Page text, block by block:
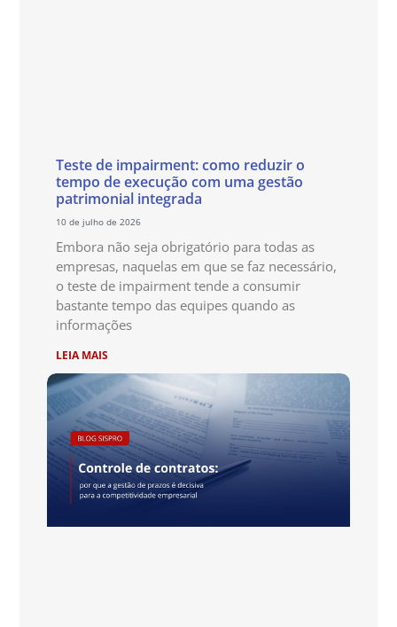
Teste de impairment: como reduzir o
tempo de execução com uma gestão
patrimonial integrada
10 de julho de 2026
Embora não seja obrigatório para todas as
empresas, naquelas em que se faz necessário,
o teste de impairment tende a consumir
bastante tempo das equipes quando as
informações
LEIA MAIS